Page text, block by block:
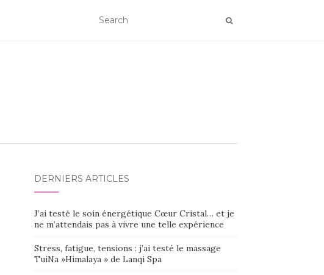
DERNIERS ARTICLES
J’ai testé le soin énergétique Cœur Cristal… et je
ne m’attendais pas à vivre une telle expérience
Stress, fatigue, tensions : j’ai testé le massage
TuiNa »Himalaya » de Lanqi Spa